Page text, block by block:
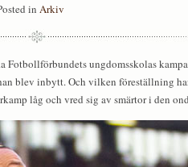
in Arkiv
Fotbollförbundets ungdomsskolas
blev inbytt. Och vilken föreställning
låg och vred sig av smärtor i den